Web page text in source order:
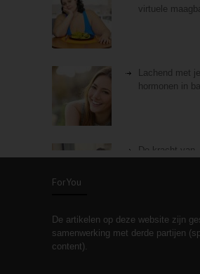
virtuele
Lachend met je
hormonen in
De kracht van
relaties
ForYou
De artikelen op deze website zijn
samenwerking met derde partijen
content).